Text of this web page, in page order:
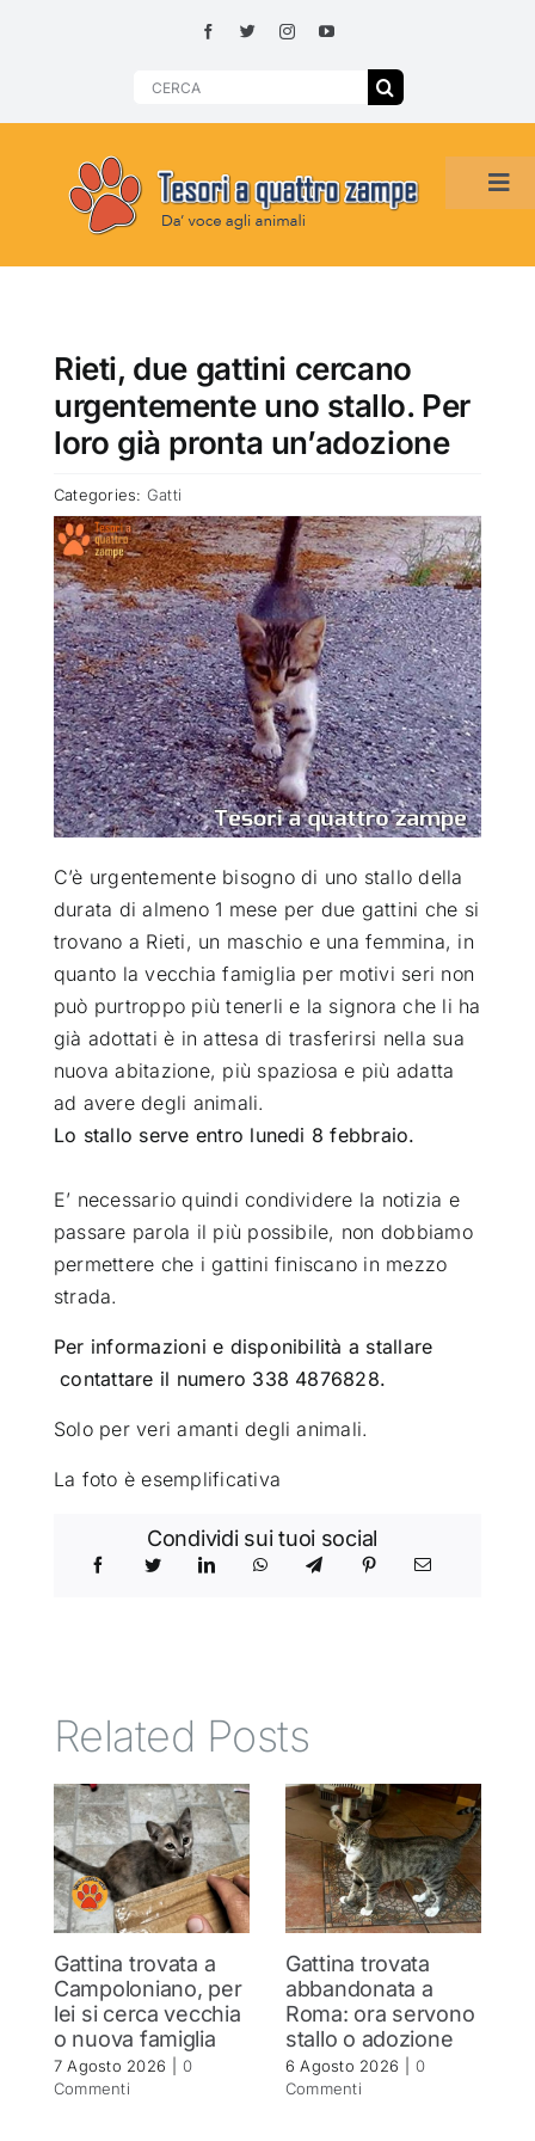
Search
HOME
SMARRITI O DA ADOTTARE
ADOTTATI O RITROVATI
ATTUALITÀ
VIDEO
CHI SIAMO
RUBRICHE
SEMPRE CON ME
Rieti, due gattini cercano
urgentemente uno stallo. Per
loro già pronta un’adozione
Categories: Gatti
C’è urgentemente bisogno di uno stallo della
durata di almeno 1 mese per due gattini che si
trovano a Rieti, un maschio e una femmina, in
quanto la vecchia famiglia per motivi seri non
può purtroppo più tenerli e la signora che li ha
già adottati è in attesa di trasferirsi nella sua
nuova abitazione, più spaziosa e più adatta
ad avere degli animali.
Lo stallo serve entro lunedi 8 febbraio.
E’ necessario quindi condividere la notizia e
passare parola il più possibile, non dobbiamo
permettere che i gattini finiscano in mezzo
strada.
Per informazioni e disponibilità a stallare
contattare il numero 338 4876828.
Solo per veri amanti degli animali.
La foto è esemplificativa
Condividi sui tuoi social
Related Posts
Gattina trovata a
Campoloniano, per
lei si cerca vecchia
o nuova famiglia
7 Agosto 2026
0
Commenti
Gattina trovata
abbandonata a
Roma: ora servono
stallo o adozione
6 Agosto 2026
0
Commenti